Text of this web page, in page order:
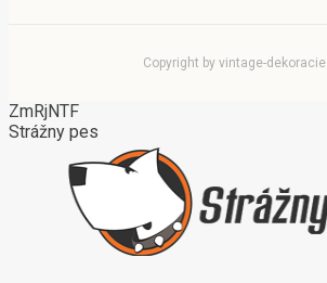
Copyright by vintage-
ZmRjNTF
Strážny pes